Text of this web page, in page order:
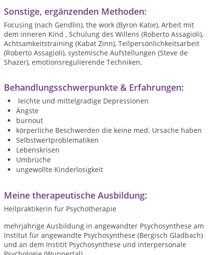
Sonstige, ergänzenden Methoden:
Focusing (nach Gendlin), the work (Byron Katie), Arbeit mit
dem inneren Kind , Schulung des Willens (Roberto Assagioli),
Achtsamkeitstraining (Kabat Zinn), Teilpersönlichkeitsarbeit
(Roberto Assagioli), systemische Aufstellungen (Steve de
Shazer), emotionsregulierende Techniken.
Behandlungsschwerpunkte & Erfahrungen:
leichte und mittelgradige Depressionen
Ängste
burnout
körperliche Beschwerden die keine med. Ursache haben
Selbstwertproblematiken
Lebenskrisen
Umbrüche
ungewollte Kinderlosigkeit
Meine therapeutische Ausbildung:
Heilpraktikerin für Psychotherapie
mehrjährige Ausbildung in angewandter Psychosynthese am
Institut für angewandte Psychosynthese (Bergisch Gladbach)
und an dem Institit Psychosynthese und interpersonale